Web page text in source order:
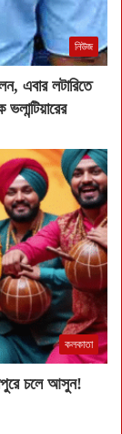
নিউজ
এবার লটারিতে
কলকাতা
চলে আসুন!